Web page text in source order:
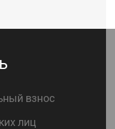
взнос
лиц